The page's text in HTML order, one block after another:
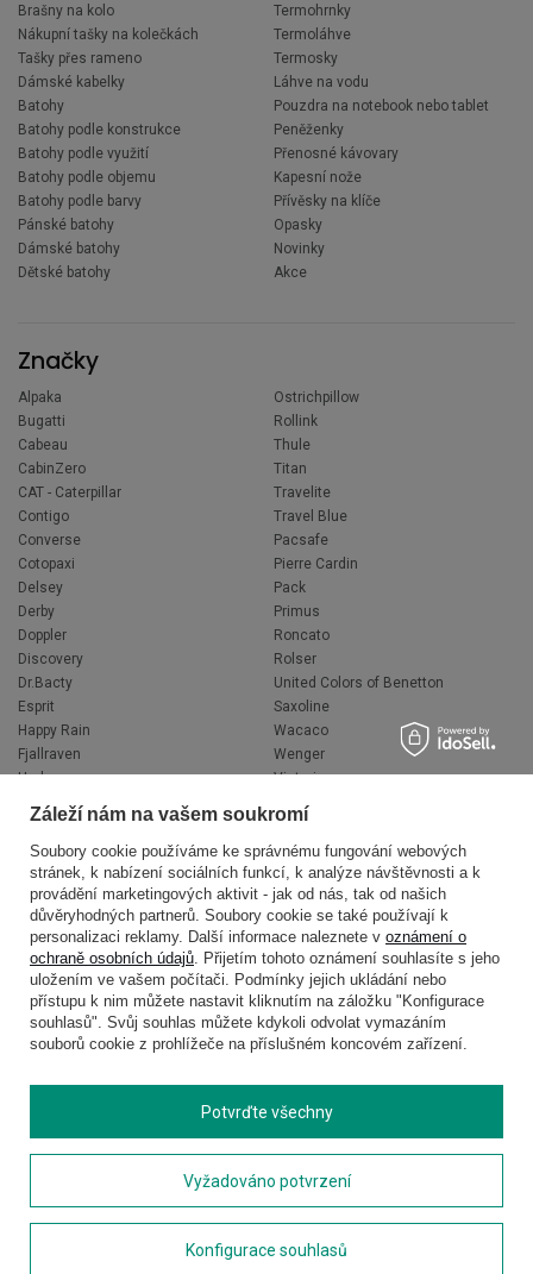
Brašny na kolo
Nákupní tašky na kolečkách
Tašky přes rameno
Dámské kabelky
Batohy
Batohy podle konstrukce
Batohy podle využití
Batohy podle objemu
Batohy podle barvy
Pánské batohy
Dámské batohy
Dětské batohy
Termohrnky
Termoláhve
Termosky
Láhve na vodu
Pouzdra na notebook nebo tablet
Peněženky
Přenosné kávovary
Kapesní nože
Přívěsky na klíče
Opasky
Novinky
Akce
Značky
Alpaka
Bugatti
Cabeau
CabinZero
CAT - Caterpillar
Contigo
Converse
Cotopaxi
Delsey
Derby
Doppler
Discovery
Dr.Bacty
Esprit
Happy Rain
Fjallraven
Hedgren
Herschel
Jeep
Knirps
LEGO
National Geographic
Ogio
Ostrichpillow
Rollink
Thule
Titan
Travelite
Travel Blue
Pacsafe
Pierre Cardin
Pack
Primus
Roncato
Rolser
United Colors of Benetton
Saxoline
Wacaco
Wenger
Victorinox
Volkswagen
XD Design
Zojirushi
Muitomas
FLYNKA
VANS
Copyright © 2026 delcaso.cz. Všechna práva vyhrazena.
Zásady ochrany osobních údajů
Spravovat soubory cookie
Obchodní podmínky
Záleží nám na vašem soukromí
Soubory cookie používáme ke správnému fungování webových
stránek, k nabízení sociálních funkcí, k analýze návštěvnosti a k
provádění marketingových aktivit - jak od nás, tak od našich
důvěryhodných partnerů. Soubory cookie se také používají k
personalizaci reklamy. Další informace naleznete v oznámení o
ochraně osobních údajů. Přijetím tohoto oznámení souhlasíte s jeho
uložením ve vašem počítači. Podmínky jejich ukládání nebo
přístupu k nim můžete nastavit kliknutím na záložku "Konfigurace
souhlasů". Svůj souhlas můžete kdykoli odvolat vymazáním
souborů cookie z prohlížeče na příslušném koncovém zařízení.
Vyžadováno potvrzení
Konfigurace souhlasů
Potvrďte všechny